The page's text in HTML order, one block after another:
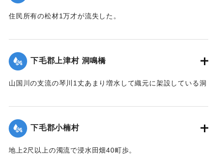
住民所有の松材1万才が流失した。
｜固有コード:00275069
下毛郡上津村 洞鳴橋
山国川の支流の琴川1丈あまり増水して織元に架設している洞
｜固有コード:
下毛郡小楠村
地上2尺以上の濁流で浸水田畑40町歩。